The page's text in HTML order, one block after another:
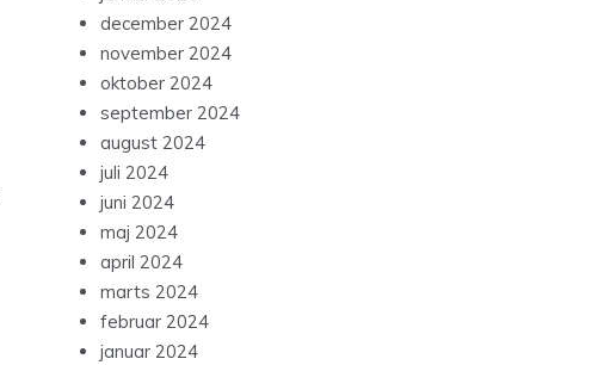
december 2024
november 2024
oktober 2024
september 2024
august 2024
juli 2024
juni 2024
maj 2024
april 2024
marts 2024
februar 2024
januar 2024